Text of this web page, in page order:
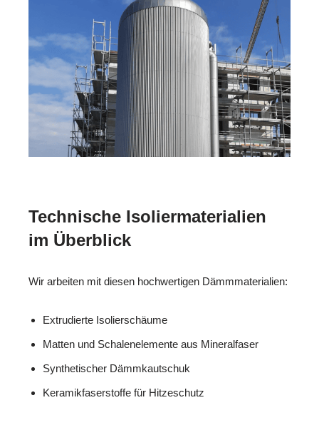
Technische Isoliermaterialien
im Überblick
Wir arbeiten mit diesen hochwertigen Dämmmaterialien:
Extrudierte Isolierschäume
Matten und Schalenelemente aus Mineralfaser
Synthetischer Dämmkautschuk
Keramikfaserstoffe für Hitzeschutz